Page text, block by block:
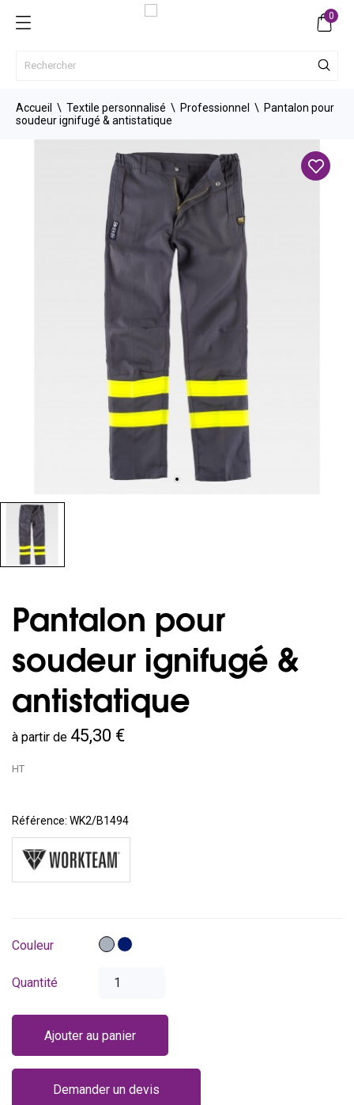
0
Accueil Textile personnalisé Professionnel
Pantalon pour
soudeur ignifugé & antistatique
Pantalon pour
soudeur ignifugé &
antistatique
à partir de 45,30 €
HT
Référence: WK2/B1494
Couleur GrisBleu
Quantité
Ajouter au panier
Demander un devis